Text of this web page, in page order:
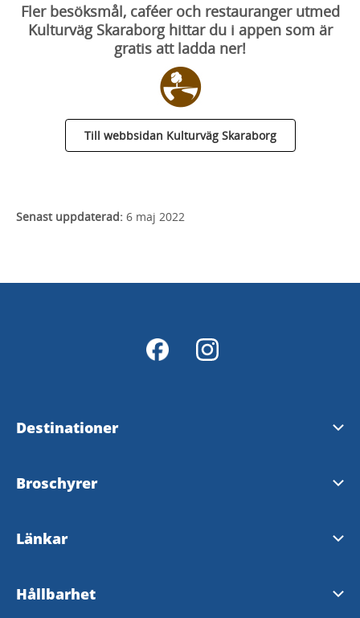
Fler besöksmål, caféer och restauranger utmed
Kulturväg Skaraborg hittar du i appen som är
gratis att ladda ner!
Till webbsidan Kulturväg Skaraborg
Senast uppdaterad: 6 maj 2022
Destinationer
Skara
Tillgänglighetsredogörelse
Broschyrer
Karta
Länkar
Kulturväg Skaraborg
Hållbarhet